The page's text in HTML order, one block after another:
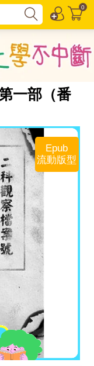
0
一部（番
Epub
流動版型